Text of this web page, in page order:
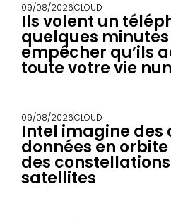
09/08/2026CLOUD
Ils volent un
quelques
empêcher qu’ils
toute votre vie
09/08/2026CLOUD
Intel imagine des
données en
des
satellites